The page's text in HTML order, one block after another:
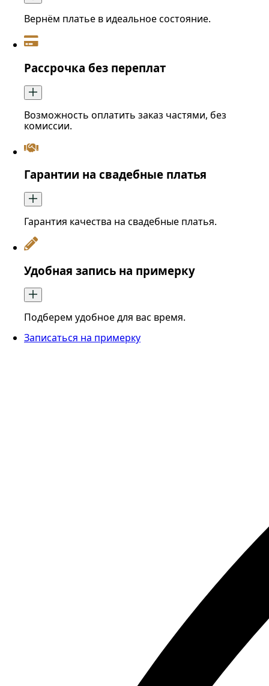
Вернём платье в идеальное состояние.
Рассрочка без переплат
Возможность оплатить заказ частями, без
комиссии.
Гарантии на свадебные платья
Гарантия качества на свадебные платья.
Удобная запись на примерку
Подберем удобное для вас время.
Записаться на примерку